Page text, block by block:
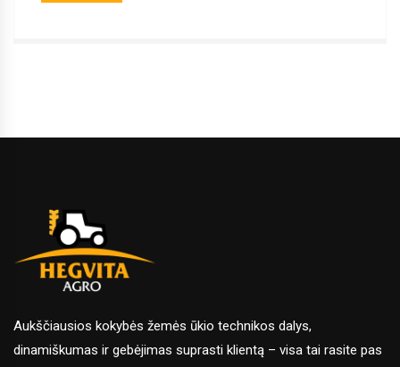
Aukščiausios kokybės žemės ūkio technikos dalys,
dinamiškumas ir gebėjimas suprasti klientą – visa tai rasite pas